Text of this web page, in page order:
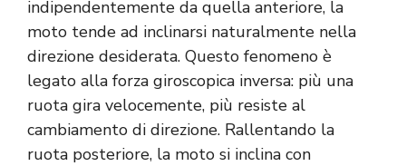
indipendentemente da quella anteriore, la
moto tende ad inclinarsi naturalmente nella
direzione desiderata. Questo fenomeno è
legato alla forza giroscopica inversa: più una
ruota gira velocemente, più resiste al
cambiamento di direzione. Rallentando la
ruota posteriore, la moto si inclina con